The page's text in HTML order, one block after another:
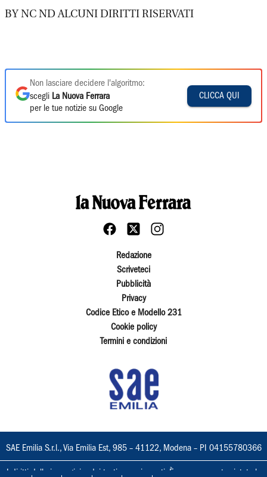
BY NC ND ALCUNI DIRITTI RISERVATI
Non lasciare decidere l'algoritmo:
scegli La Nuova Ferrara
per le tue notizie su Google
CLICCA QUI
Redazione
Scriveteci
Pubblicità
Privacy
Codice Etico e Modello 231
Cookie policy
Termini e condizioni
SAE Emilia S.r.l., Via Emilia Est, 985 – 41122, Modena – PI 04155780366
I diritti delle immagini e dei testi sono riservati. È espressamente vietata la